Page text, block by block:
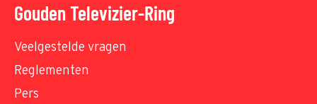
Gouden Televizier-Ring
Veelgestelde vragen
Reglementen
Pers